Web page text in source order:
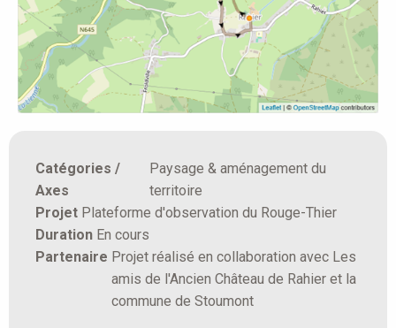
Catégories /
Axes
Paysage & aménagement du
territoire
Projet Plateforme d'observation du Rouge-Thier
Duration En cours
Partenaire Projet réalisé en collaboration avec Les
amis de l'Ancien Château de Rahier et la
commune de Stoumont